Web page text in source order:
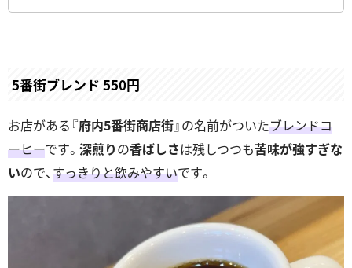
5番街ブレンド 550円
お店がある『府内5番街商店街』の名前がついたブレンドコ
ーヒーです。 深煎りの香ばしさは残しつつも苦味が強すぎな
いので、すっきりと飲みやすいです。